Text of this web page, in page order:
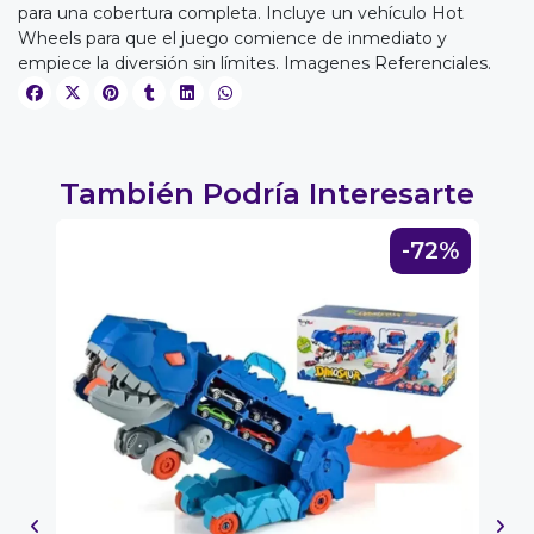
correo y
para una cobertura completa. Incluye un vehículo Hot
Wheels para que el juego comience de inmediato y
empiece la diversión sin límites. Imagenes Referenciales.
También Podría Interesarte
-72%